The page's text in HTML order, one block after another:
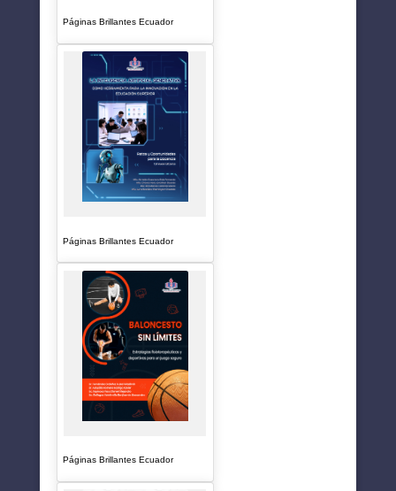
Páginas Brillantes Ecuador
Páginas Brillantes Ecuador
Páginas Brillantes Ecuador